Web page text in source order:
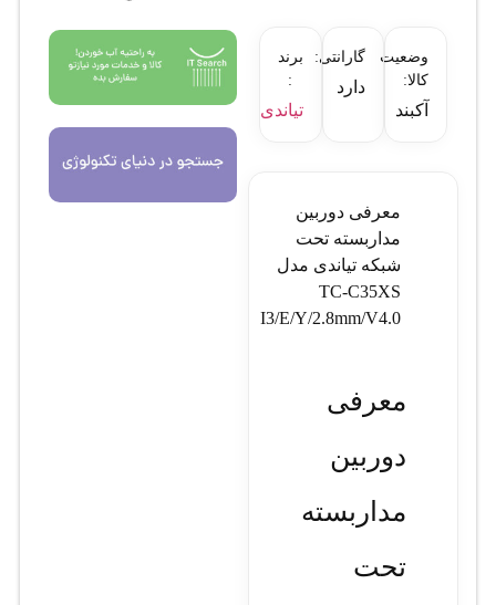
وضعیت
کالا:
آکبند
گارانتی:
دارد
برند
:
تیاندی
معرفی دوربین
مداربسته تحت
شبکه تیاندی مدل
TC-C35XS
I3/E/Y/2.8mm/V4.0
معرفی
دوربین
مداربسته
تحت